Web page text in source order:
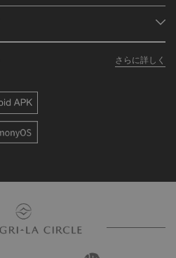
さらに詳しく